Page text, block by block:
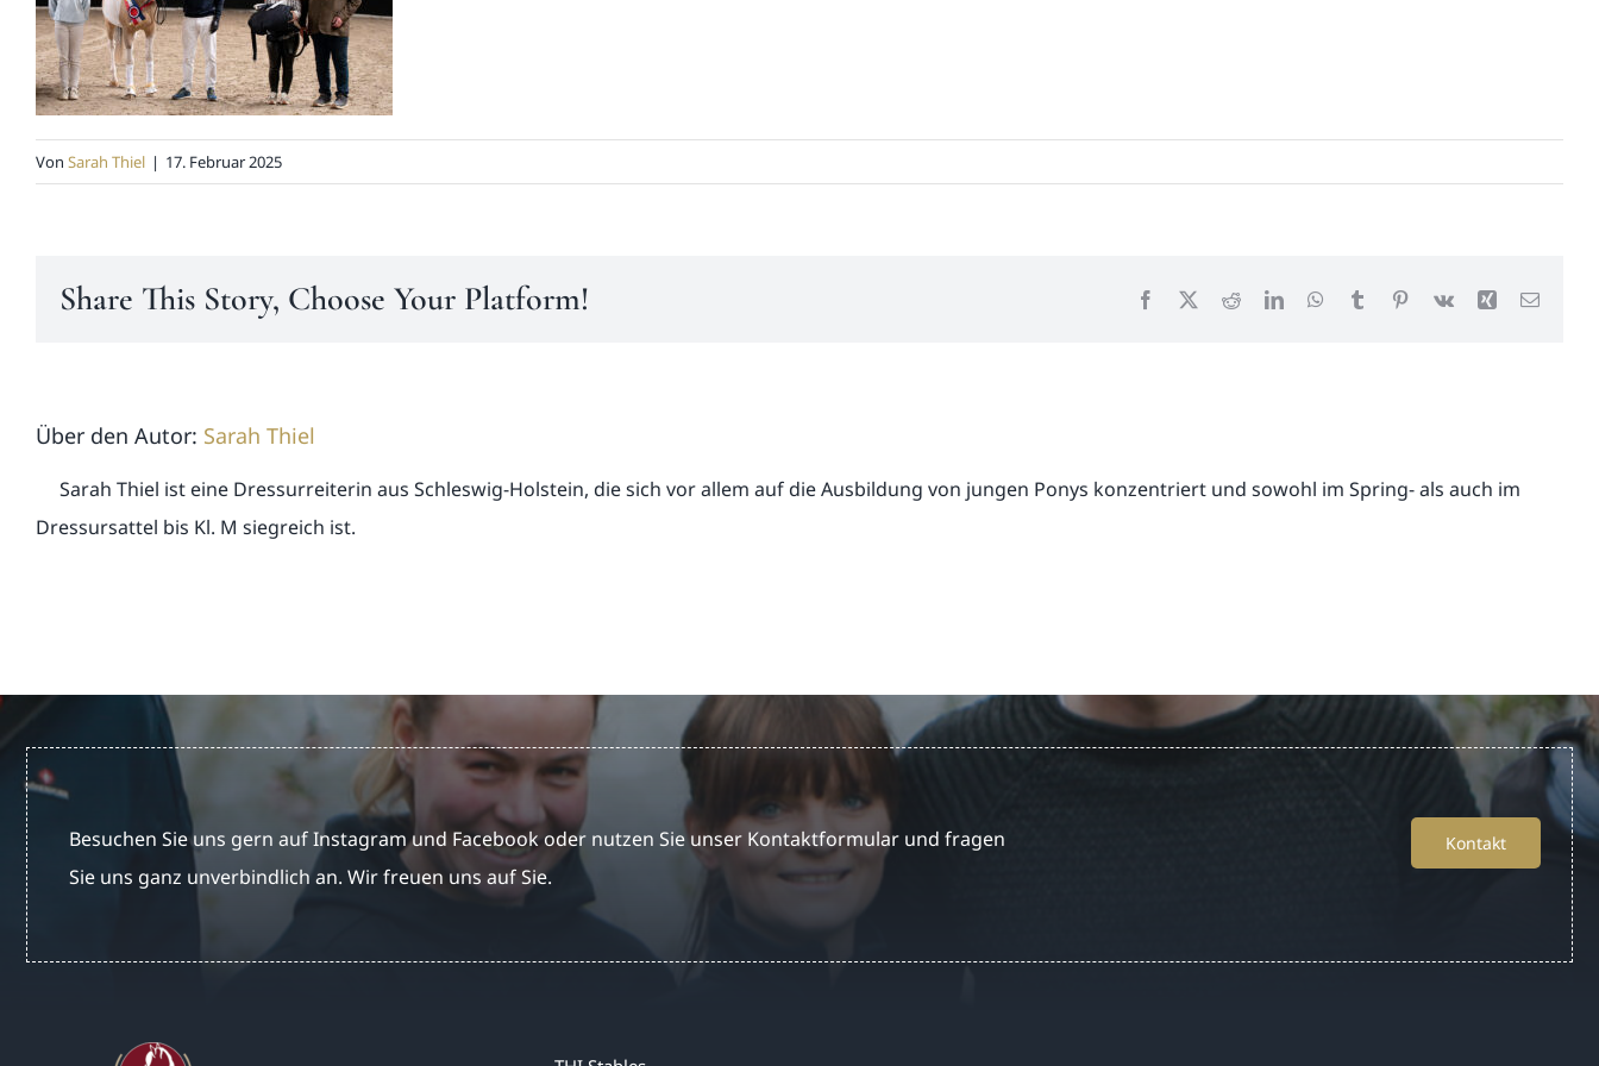
Von Sarah Thiel | 17. Februar 2025
Share This Story, Choose Your Platform! Facebook RedditLinkedInWhatsApp
Tumblr Pinterest
Vk Xing E-
Über den Autor: Sarah Thiel
Sarah Thiel ist eine Dressurreiterin aus Schleswig-Holstein, die sich vor allem auf die Ausbildung von jungen Ponys konzentriert und sowohl im Spring- als auch im
Dressursattel bis Kl. M siegreich ist.
Besuchen Sie uns gern auf Instagram und Facebook oder nutzen Sie unser Kontaktformular und fragen
Sie uns ganz unverbindlich an. Wir freuen uns auf Sie.
Kontakt